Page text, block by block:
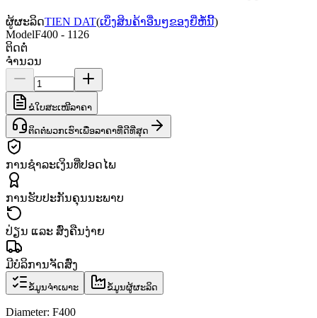
ຜູ້ຜະລິດTIEN DAT(ເບິ່ງສິນຄ້າອື່ນໆຂອງຍີ່ຫໍ້ນີ້)
ModelF400 - 1126
ຕິດຕໍ່
ຈຳນວນ
ຂໍໃບສະເໜີລາຄາ
ຕິດຕໍ່ພວກເຮົາເພື່ອລາຄາທີ່ດີທີ່ສຸດ
ການຊຳລະເງິນທີ່ປອດໄພ
ການຮັບປະກັນຄຸນນະພາບ
ປ່ຽນ ແລະ ສົ່ງຄືນງ່າຍ
ມີບໍລິການຈັດສົ່ງ
ຂໍ້ມູນຈຳເພາະ ຂໍ້ມູນຜູ້ຜະລິດ
Diameter: F400